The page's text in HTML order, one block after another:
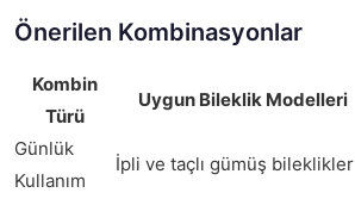
Önerilen Kombinasyonlar
Kombin
Türü
Uygun Bileklik Modelleri
Günlük
Kullanım
İpli ve taçlı gümüş bileklikler